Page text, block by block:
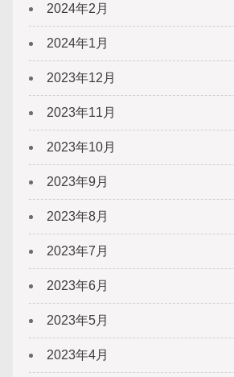
2024年2月
2024年1月
2023年12月
2023年11月
2023年10月
2023年9月
2023年8月
2023年7月
2023年6月
2023年5月
2023年4月